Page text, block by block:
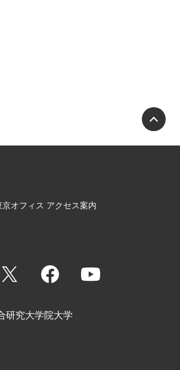
オフィス アクセス案内
Facebook
研究大学院大学